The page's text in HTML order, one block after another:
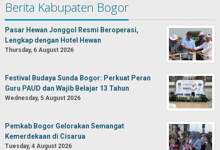
Berita Kabupaten Bogor
Pasar Hewan Jonggol Resmi Beroperasi,
Lengkap dengan Hotel Hewan
Thursday, 6 August 2026
Festival Budaya Sunda Bogor: Perkuat Peran
Guru PAUD dan Wajib Belajar 13 Tahun
Wednesday, 5 August 2026
Pemkab Bogor Gelorakan Semangat
Kemerdekaan di Cisarua
Tuesday, 4 August 2026